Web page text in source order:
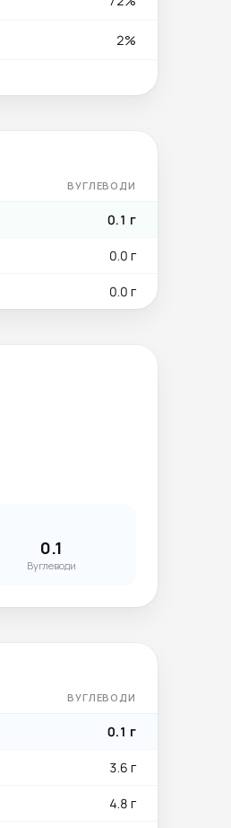
2%
ВУГЛЕВОДИ
0.1 г
0.0 г
0.0 г
0.1
Вуглеводи
ВУГЛЕВОДИ
0.1 г
3.6 г
4.8 г